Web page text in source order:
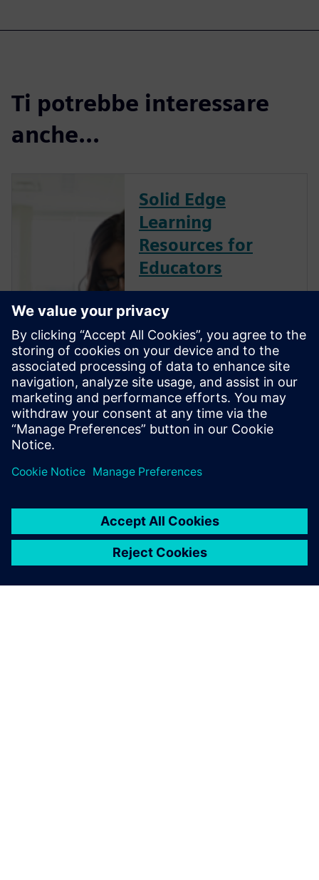
Ti potrebbe interessare
anche...
Solid Edge
Learning
Resources for
Educators
Software is committed to
empowering the next
generation of digital talent
with the engineering design
skills employers need by
providing industry-leading
software, training resources
and industry certifi...